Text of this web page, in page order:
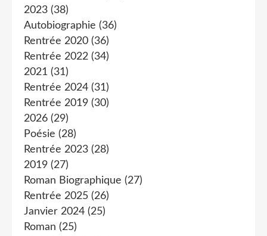
2023 (38)
Autobiographie (36)
Rentrée 2020 (36)
Rentrée 2022 (34)
2021 (31)
Rentrée 2024 (31)
Rentrée 2019 (30)
2026 (29)
Poésie (28)
Rentrée 2023 (28)
2019 (27)
Roman Biographique (27)
Rentrée 2025 (26)
Janvier 2024 (25)
Roman (25)